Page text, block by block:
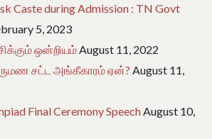
Caste during Admission : TN Govt
5, 2023
ஒன்றியம் August 11, 2022
சட்ட அங்கீகாரம் ஏன்? August 11,
Final Ceremony Speech August 10,